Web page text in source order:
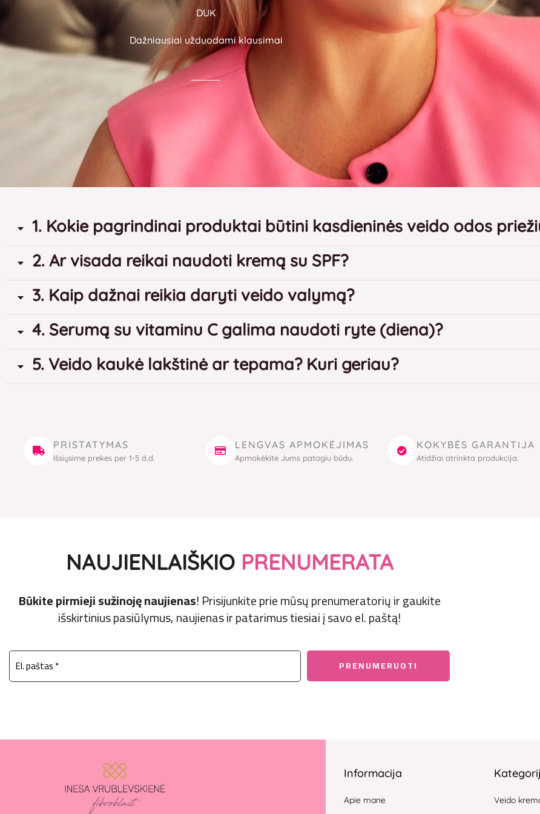
DUK
Dažniausiai užduodami klausimai
1. Kokie pagrindinai produktai būtini kasdieninės veido odos
2. Ar visada reikai naudoti kremą su SPF?
3. Kaip dažnai reikia daryti veido valymą?
4. Serumą su vitaminu C galima naudoti ryte (diena)?
5. Veido kaukė lakštinė ar tepama? Kuri geriau?
PRISTATYMAS
Išsiųsime prekes per 1-5 d.d.
LENGVAS APMOKĖJIMAS
Apmokėkite Jums patogiu būdu.
KOKYBĖS GARANTIJA
Atidžiai atrinkta produkcija.
NAUJIENLAIŠKIO PRENUMERATA
Būkite pirmieji sužinoję naujienas! Prisijunkite prie mūsų prenumeratorių ir gaukite
išskirtinius pasiūlymus, naujienas ir patarimus tiesiai į savo el. paštą!
Informacija
Apie mane Veido